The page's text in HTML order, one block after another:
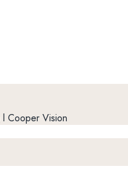
l Cooper Vision